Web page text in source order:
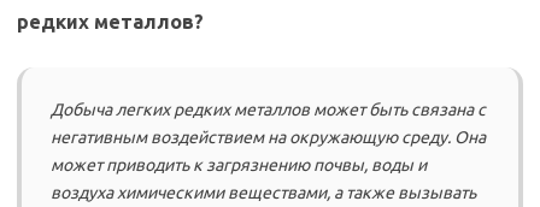
редких металлов?
Добыча легких редких металлов может быть связана с
негативным воздействием на окружающую среду. Она
может приводить к загрязнению почвы, воды и
воздуха химическими веществами, а также вызывать